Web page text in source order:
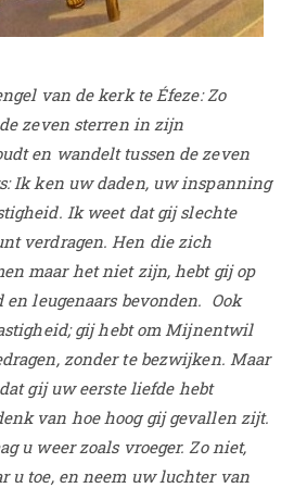
van de kerk te Éfeze: Zo
zeven sterren in zijn
en wandelt tussen de zeven
Ik ken uw daden, uw inspanning
Ik weet dat gij slechte
verdragen. Hen die zich
maar het niet zijn, hebt gij op
en leugenaars bevonden. Ook
gij hebt om Mijnentwil
zonder te bezwijken. Maar
gij uw eerste liefde hebt
van hoe hoog gij gevallen zijt.
u weer zoals vroeger. Zo niet,
u toe, en neem uw luchter van